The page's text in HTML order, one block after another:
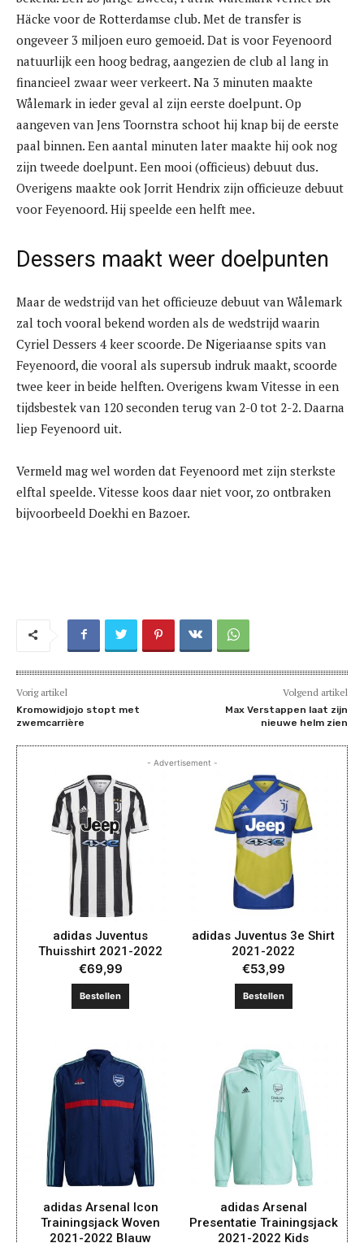
Häcke voor de Rotterdamse club. Met de transfer is
ongeveer 3 miljoen euro gemoeid. Dat is voor Feyenoord
natuurlijk een hoog bedrag, aangezien de club al lang in
financieel zwaar weer verkeert. Na 3 minuten maakte
Wålemark in ieder geval al zijn eerste doelpunt. Op
aangeven van Jens Toornstra schoot hij knap bij de eerste
paal binnen. Een aantal minuten later maakte hij ook nog
zijn tweede doelpunt. Een mooi (officieus) debuut dus.
Overigens maakte ook Jorrit Hendrix zijn officieuze debuut
voor Feyenoord. Hij speelde een helft mee.
Dessers maakt weer doelpunten
Maar de wedstrijd van het officieuze debuut van Wålemark
zal toch vooral bekend worden als de wedstrijd waarin
Cyriel Dessers 4 keer scoorde. De Nigeriaanse spits van
Feyenoord, die vooral als supersub indruk maakt, scoorde
twee keer in beide helften. Overigens kwam Vitesse in een
tijdsbestek van 120 seconden terug van 2-0 tot 2-2. Daarna
liep Feyenoord uit.
Vermeld mag wel worden dat Feyenoord met zijn sterkste
elftal speelde. Vitesse koos daar niet voor, zo ontbraken
bijvoorbeeld Doekhi en Bazoer.
Vorig artikel
Kromowidjojo stopt met
zwemcarrière
Volgend artikel
Max Verstappen laat zijn
nieuwe helm zien
- Advertisement -
adidas Juventus
Thuisshirt 2021-2022
€69,99
Bestellen
adidas Juventus 3e Shirt
2021-2022
€53,99
Bestellen
adidas Arsenal Icon
Trainingsjack Woven
2021-2022 Blauw
adidas Arsenal
Presentatie Trainingsjack
2021-2022 Kids